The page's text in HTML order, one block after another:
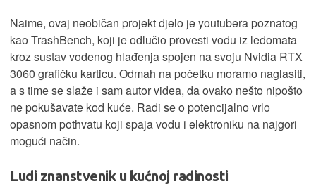
Naime, ovaj neobičan projekt djelo je youtubera poznatog
kao TrashBench, koji je odlučio provesti vodu iz ledomata
kroz sustav vodenog hlađenja spojen na svoju Nvidia RTX
3060 grafičku karticu. Odmah na početku moramo naglasiti,
a s time se slaže i sam autor videa, da ovako nešto nipošto
ne pokušavate kod kuće. Radi se o potencijalno vrlo
opasnom pothvatu koji spaja vodu i elektroniku na najgori
mogući način.
Ludi znanstvenik u kućnoj radinosti